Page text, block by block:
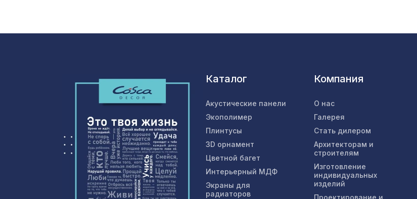
Экран для радиатора, МОДЕРН,
перфорация ГОТИКА, дуб сонома
Перфорированная панель ДЕДАЛО,
ХДФ, ольха
Каталог
Акустические панели
Экополимер
Плинтусы
3D орнамент
Цветной багет
Интерьерный МДФ
Экраны для
радиаторов
Компания
О нас
Галерея
Стать дилером
Архитекторам и
строителям
Изготовление
индивидуальных
изделий